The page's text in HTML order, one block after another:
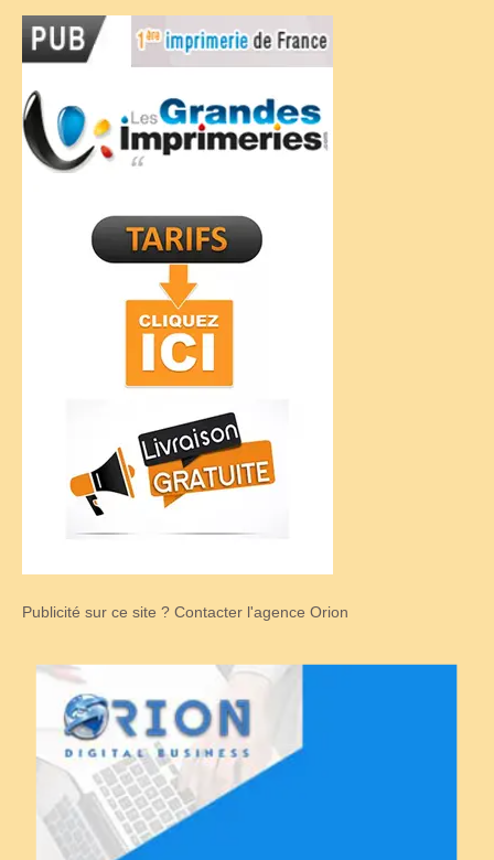
Publicité sur ce site ? Contacter l'agence Orion